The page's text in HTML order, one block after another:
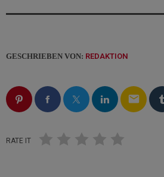
GESCHRIEBEN VON: REDAKTION
email
RATE IT